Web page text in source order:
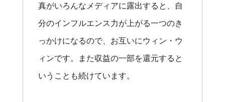
真がいろんなメディアに露出すると、自
分のインフルエンス力が上がる一つのき
っかけになるので、お互いにウィン・ウ
ィンです。また収益の一部を還元すると
いうことも続けています。